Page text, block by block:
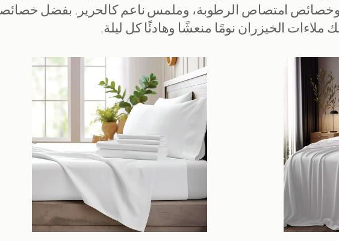
وخصائص امتصاص الرطوبة، وملمس ناعم كالحرير. بفضل
الخيزران نومًا منعشًا وهادئًا كل ليلة.